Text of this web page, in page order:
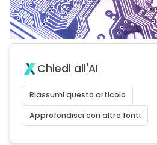
Chiedi all'AI
Riassumi questo articolo
Approfondisci con altre fonti